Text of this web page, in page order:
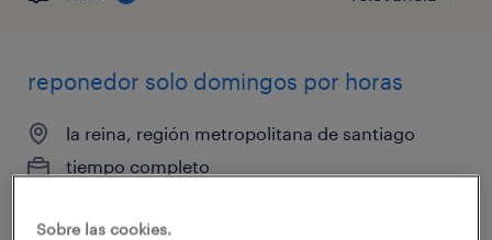
reponedor solo domingos por horas
la reina, región metropolitana de santiago
tiempo completo
Sobre las cookies.